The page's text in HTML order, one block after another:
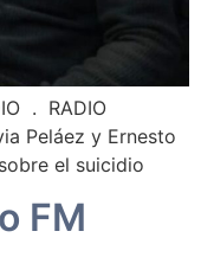
. RADIO
Peláez y Ernesto
el suicidio
FM